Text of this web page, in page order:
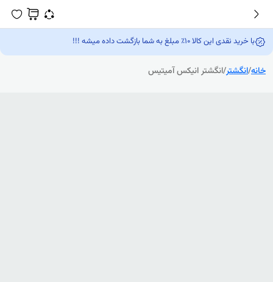
با خرید نقدی این کالا 10٪ مبلغ به شما بازگشت داده میشه !!!
خانه/انگشتر/انگشتر انیکس آمیتیس